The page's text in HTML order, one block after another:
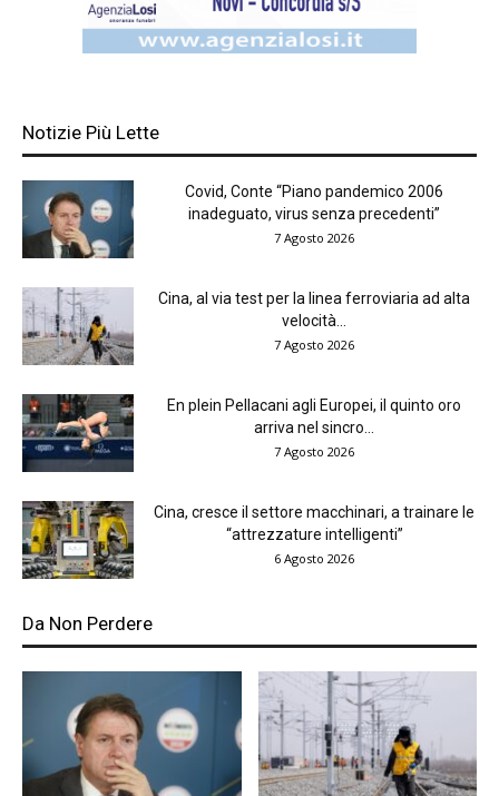
Notizie Più Lette
Covid, Conte “Piano pandemico 2006
inadeguato, virus senza precedenti”
7 Agosto 2026
Cina, al via test per la linea ferroviaria ad alta
velocità...
7 Agosto 2026
En plein Pellacani agli Europei, il quinto oro
arriva nel sincro...
7 Agosto 2026
Cina, cresce il settore macchinari, a trainare le
“attrezzature intelligenti”
6 Agosto 2026
Da Non Perdere